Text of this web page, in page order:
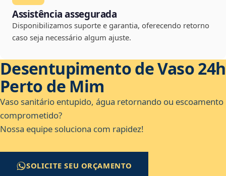
Assistência assegurada
Disponibilizamos suporte e garantia, oferecendo retorno
caso seja necessário algum ajuste.
Desentupimento de Vaso 24h
Perto de Mim
Vaso sanitário entupido, água retornando ou escoamento
comprometido?
Nossa equipe soluciona com rapidez!
SOLICITE SEU ORÇAMENTO